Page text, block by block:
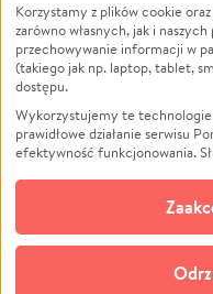
Zwierzęta
Pożar
Ukraina
Pomoc Finansowa
Projekty
Pogrzeb
Społeczność lokalna
Kultura
Korzystamy z plików cookie
zarówno własnych, jak i
przechowywanie informacji w
(takiego jak np. laptop, tablet,
dostępu.
Wykorzystujemy te technologie
prawidłowe działanie serwisu
efektywność funkcjonowania.
technologii do celów
zgodę na ich stosowanie lub jej
możliwość zmiany swoich
do której link znajdziesz w